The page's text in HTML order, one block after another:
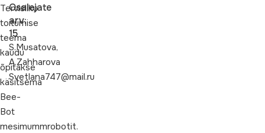
Tervisliku
toitumise
teema
kaudu
õpitakse
käsitsema
Bee-
Bot
mesimummrobotit.
Osalejate
arv:
15
S.Musatova,
A.Zahharova
Svetlana747@mail.ru